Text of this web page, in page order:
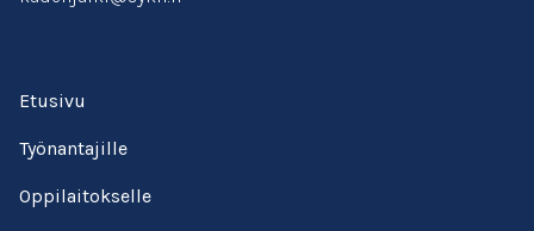
Etusivu
Työnantajille
Oppilaitokselle